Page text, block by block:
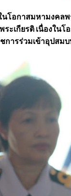
นโอกาสมหามงคล
ระเกียรติ เนื่องใน
การร่วมเข้าอุปสม